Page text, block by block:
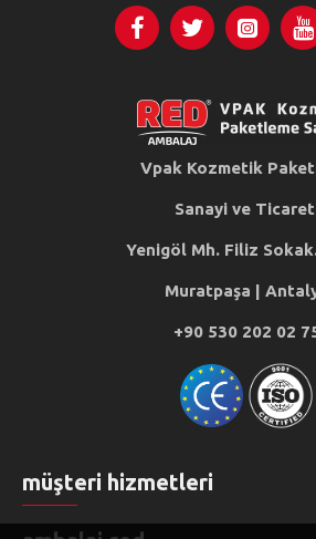
Vpak Kozmetik
Sanayi ve Ticaret
Yenigöl Mh. Filiz
Muratpaşa |
+90 530 202 02
müşteri hizmetleri